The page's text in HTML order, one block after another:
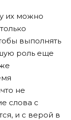
их можно
выполнять
роль еще
не
слова с
и с верой в